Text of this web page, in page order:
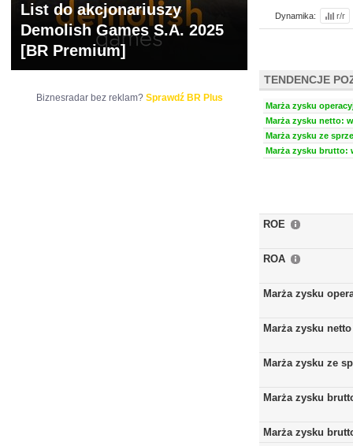
Dynamika: r/r
TENDENCJE
Marża zysku
Marża zysku netto:
Marża zysku ze
Marża zysku brutto:
ROE
ROA
Marża zysku
Marża zysku netto
Marża zysku ze
Marża zysku
Marża zysku
List do akcjonariuszy
Demolish Games S.A. 2025
[BR Premium]
Biznesradar bez reklam? Sprawdź BR Plus